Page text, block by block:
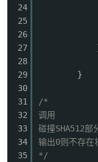
24
25
26
27
28
29
30
31
32
33
34
35
}
/*
调用
碰撞SHA512部
输出0则不存在
*/